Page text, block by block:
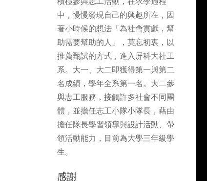
中，慢慢發現自己的興趣所在，因
著小時候的想法「為社會貢獻，幫
助需要幫助的人」，莫忘初衷，以
推薦甄試的方式，進入屏科大社工
系。大一、大二即獲得第一與第二
名成績，學年全系第一名。大二參
與志工服務，接觸許多社會不同團
體，並擔任志工小隊小隊長，藉由
擔任隊長學習領導與設計活動、帶
領活動能力，目前為大學三年級學
生。
感謝